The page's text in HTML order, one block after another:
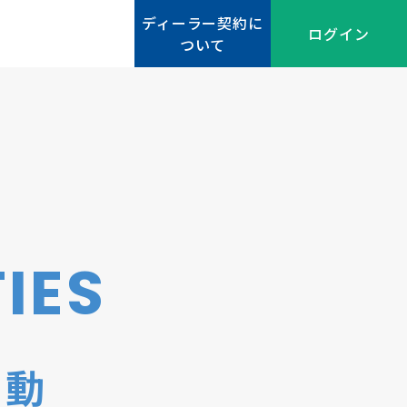
ディーラー契約に
ついて
ログイン
ディーラー契約に
ついて
ログイン